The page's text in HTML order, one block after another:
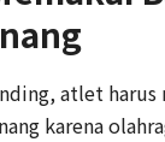
atlet harus
karena